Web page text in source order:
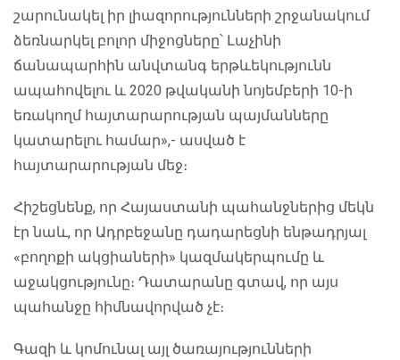
շարունակել իր լիազորությունների շրջանակում
ձեռնարկել բոլոր միջոցները՝ Լաչինի
ճանապարհին անվտանգ երթևեկությունն
ապահովելու և 2020 թվականի նոյեմբերի 10-ի
եռակողմ հայտարարության պայմանները
կատարելու համար»,- ասված է
հայտարարության մեջ։
Հիշեցնենք, որ Հայաստանի պահանջներից մեկն
էր նաև, որ Ադրբեջանը դադարեցնի ենթադրյալ
«բողոքի ակցիաների» կազմակերպումը և
աջակցությունը։ Դատարանը գտավ, որ այս
պահանջը հիմնավորված չէ։
Գազի և կոմունալ այլ ծառայությունների